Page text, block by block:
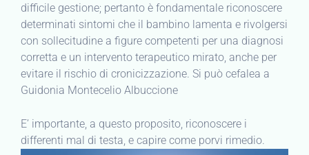
difficile gestione; pertanto è fondamentale riconoscere
determinati sintomi che il bambino lamenta e rivolgersi
con sollecitudine a figure competenti per una diagnosi
corretta e un intervento terapeutico mirato, anche per
evitare il rischio di cronicizzazione. Si può cefalea a
Guidonia Montecelio Albuccione
E’ importante, a questo proposito, riconoscere i
differenti mal di testa, e capire come porvi rimedio.